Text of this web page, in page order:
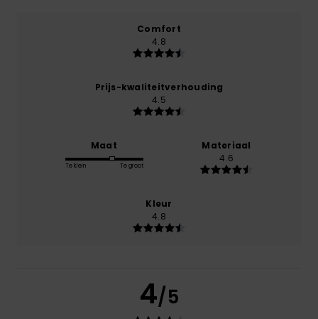
Comfort
4.8
Prijs-kwaliteitverhouding
4.5
Maat
Te klein Te groot
Materiaal
4.6
Kleur
4.8
4/5